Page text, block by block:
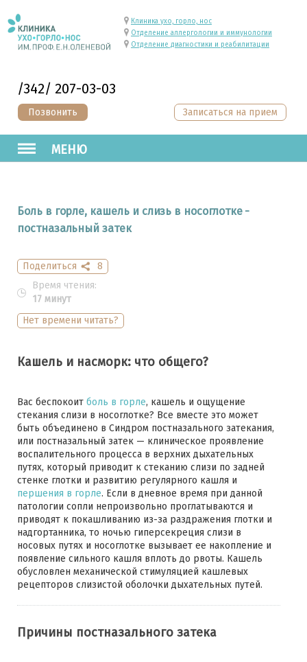
/342/ 207-03-03
Позвонить
Клиника ухо, горло, нос
Отделение аллергологии и иммунологии
Отделение диагностики и реабилитации
МЕНЮ
Записаться на прием
Боль в горле, кашель и слизь в носоглотке -
постназальный затек
Поделиться
8
Время чтения:
17 минут
Нет времени читать?
Кашель и насморк: что общего?
Вас беспокоит боль в горле, кашель и ощущение
стекания слизи в носоглотке? Все вместе это может
быть объединено в Синдром постназального затекания,
или постназальный затек — клиническое проявление
воспалительного процесса в верхних дыхательных
путях, который приводит к стеканию слизи по задней
стенке глотки и развитию регулярного кашля и
першения в горле. Если в дневное время при данной
патологии сопли непроизвольно проглатываются и
приводят к покашливанию из-за раздражения глотки и
надгортанника, то ночью гиперсекреция слизи в
носовых путях и носоглотке вызывает ее накопление и
появление сильного кашля вплоть до рвоты. Кашель
обусловлен механической стимуляцией кашлевых
рецепторов слизистой оболочки дыхательных путей.
Причины постназального затека